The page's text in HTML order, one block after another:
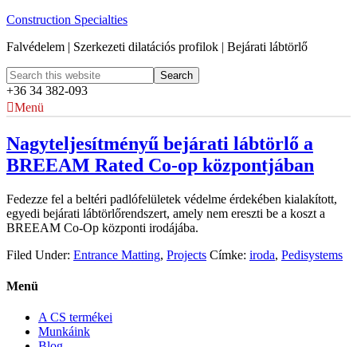
Construction Specialties
Falvédelem | Szerkezeti dilatációs profilok | Bejárati lábtörlő
+36 34 382-093
Menü
Nagyteljesítményű bejárati lábtörlő a
BREEAM Rated Co-op központjában
Fedezze fel a beltéri padlófelületek védelme érdekében kialakított,
egyedi bejárati lábtörlőrendszert, amely nem ereszti be a koszt a
BREEAM Co-Op központi irodájába.
Filed Under: Entrance Matting, Projects Címke: iroda, Pedisystems
Menü
A CS termékei
Munkáink